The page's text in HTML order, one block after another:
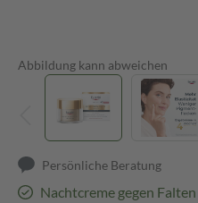
Abbildung kann abweichen
Persönliche Beratung
Nachtcreme gegen Falten